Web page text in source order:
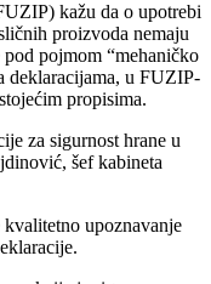
kažu da o upotrebi
proizvoda nemaju
pod pojmom “mehaničko
deklaracijama, u FUZIP-
propisima.
za sigurnost hrane u
šef kabineta
upoznavanje